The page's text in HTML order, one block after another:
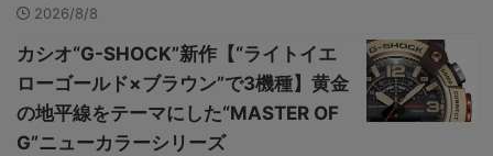
2026/8/8
カシオ“G-SHOCK”新作【“ライトイエ
ローゴールド×ブラウン”で3機種】黄金
の地平線をテーマにした“MASTER OF
G”ニューカラーシリーズ